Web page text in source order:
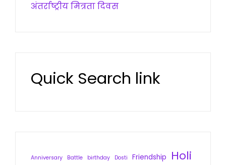
अंतर्राष्ट्रीय मित्रता दिवस
Quick Search link
Anniversary Battle birthday Dosti Friendship
Holi